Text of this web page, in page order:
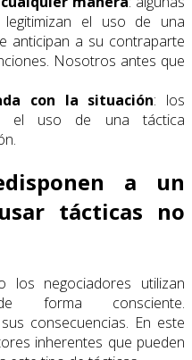
el uso de una
anticipan a su contraparte
Nosotros antes que
con la situación: los
el uso de una táctica
a un
tácticas no
los negociadores utilizan
consciente.
consecuencias. En este
inherentes que pueden